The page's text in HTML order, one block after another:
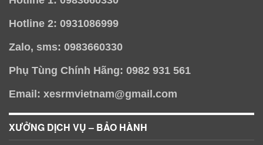
Hotline 2: 0931086999
Zalo, sms: 0983660330
Phụ Tùng Chính Hãng: 0982 931 561
Email: xesrmvietnam@gmail.com
XƯỞNG DỊCH VỤ – BẢO HÀNH